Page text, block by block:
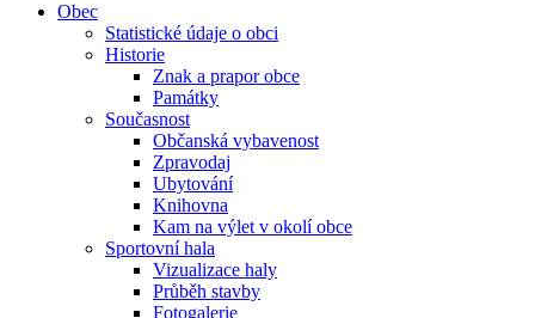
Obec
Statistické údaje o obci
Historie
Znak a prapor obce
Památky
Současnost
Občanská vybavenost
Zpravodaj
Ubytování
Knihovna
Kam na výlet v okolí obce
Sportovní hala
Vizualizace haly
Průběh stavby
Fotogalerie